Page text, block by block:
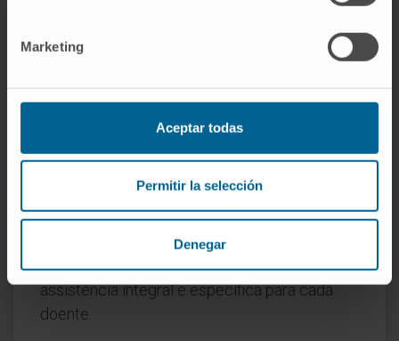
Marketing
Aceptar todas
Permitir la selección
Denegar
O Departamento de
da Clínica Universidad de
Dotado da mais recente tecnologia, o
Departamento de Oftalmologia dispõe da
equipa, dos meios técnicos e dos recursos
humanos necessários para oferecer uma
assistência integral e específica para cada
doente.